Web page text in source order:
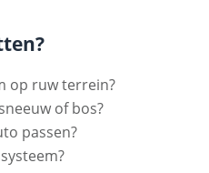
op ruw terrein?
of bos?
passen?